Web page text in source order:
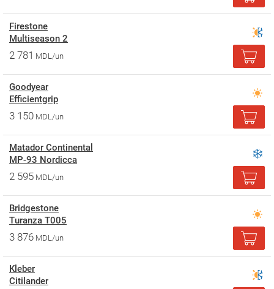
Firestone
Multiseason 2
2 781 MDL/un
Goodyear
Efficientgrip
3 150 MDL/un
Matador Continental
MP-93 Nordicca
2 595 MDL/un
Bridgestone
Turanza T005
3 876 MDL/un
Kleber
Citilander